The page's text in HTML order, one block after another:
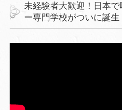
未経験者大歓迎！日本
ー専門学校がついに誕生